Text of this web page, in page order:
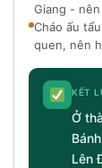
Giang -
Cháo ấu
quen, nên
KẾT
Ở
Lên